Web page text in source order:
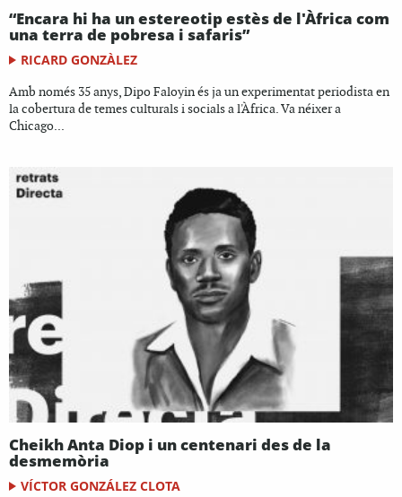
“Encara hi ha un estereotip estès de l'Àfrica com
una terra de pobresa i safaris”
RICARD GONZÀLEZ
Amb només 35 anys, Dipo Faloyin és ja un experimentat periodista en
la cobertura de temes culturals i socials a l'Àfrica. Va néixer a
Chicago...
Cheikh Anta Diop i un centenari des de la
desmemòria
VÍCTOR GONZÁLEZ CLOTA